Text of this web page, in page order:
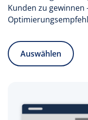
Kunden zu
Auswählen